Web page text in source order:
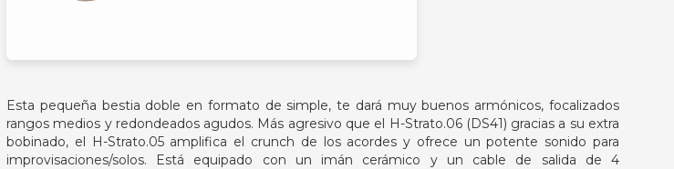
Esta pequeña bestia doble en formato de simple, te dará muy buenos armónicos, focalizados
rangos medios y redondeados agudos. Más agresivo que el H-Strato.06 (DS41) gracias a su extra
bobinado, el H-Strato.05 amplifica el crunch de los acordes y ofrece un potente sonido para
improvisaciones/solos. Está equipado con un imán cerámico y un cable de salida de 4